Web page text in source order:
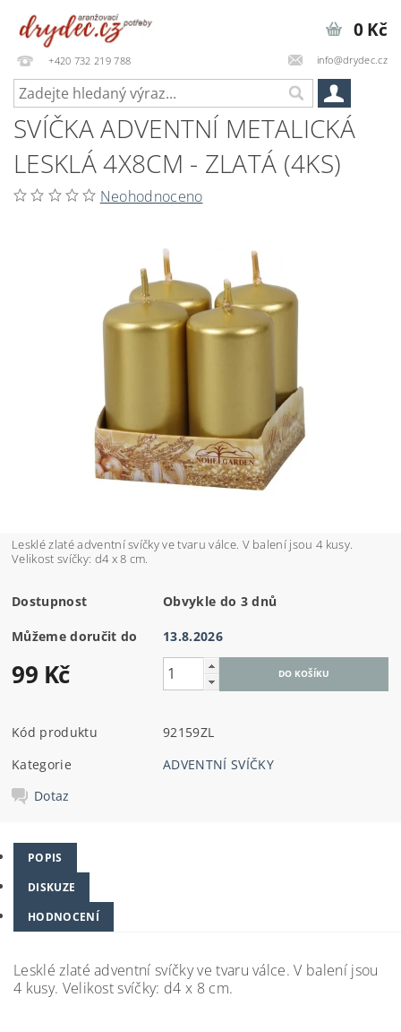
+420 732 219 788 info@drydec.cz
0 Kč
SVÍČKA ADVENTNÍ METALICKÁ
LESKLÁ 4X8CM - ZLATÁ (4KS)
Neohodnoceno
Lesklé zlaté adventní svíčky ve tvaru válce. V balení jsou 4 kusy.
Velikost svíčky: d4 x 8 cm.
Dostupnost Obvykle do 3 dnů
Můžeme doručit do 13.8.2026
99 Kč
Kód produktu
92159ZL
Kategorie
ADVENTNÍ SVÍČKY
Dotaz
POPIS
DISKUZE
HODNOCENÍ
Lesklé zlaté adventní svíčky ve tvaru válce. V balení jsou
4 kusy. Velikost svíčky: d4 x 8 cm.